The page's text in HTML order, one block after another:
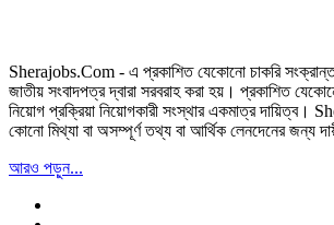
Sherajobs.Com - এ প্রকাশিত যেকোনো চাকরি
জাতীয় সংবাদপত্র দ্বারা সরবরাহ করা হয়। প্রকাশিত
নিয়োগ প্রক্রিয়া নিয়োগকারী সংস্থার একমাত্র দায়িত্ব।
কোনো মিথ্যা বা অসম্পূর্ণ তথ্য বা আর্থিক লেনদেনের জন্য
আরও পড়ুন...